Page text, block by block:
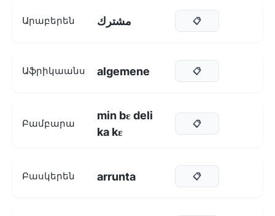
Արաբերեն مشترك 📋
Աֆրիկաանս algemene 📋
Բամբարա
min bɛ deli
ka kɛ
📋
Բասկերեն arrunta 📋